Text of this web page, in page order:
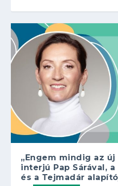
„Engem mindig az új
interjú Pap Sárával,
és a Tejmadár